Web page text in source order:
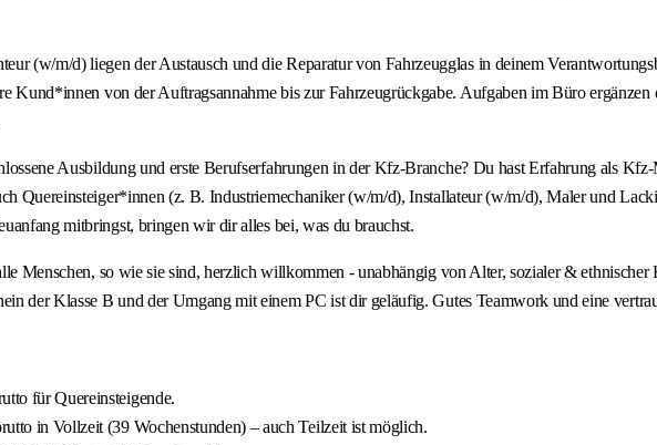
(w/m/d) liegen der Austausch und die Reparatur von Fahrzeugglas in deinem
Kund*innen von der Auftragsannahme bis zur Fahrzeugrückgabe. Aufgaben im Büro
Ausbildung und erste Berufserfahrungen in der Kfz-Branche? Du hast Erfahrung als
Quereinsteiger*innen (z. B. Industriemechaniker (w/m/d), Installateur (w/m/d), Maler und
mitbringst, bringen wir dir alles bei, was du brauchst.
Menschen, so wie sie sind, herzlich willkommen - unabhängig von Alter, sozialer &
der Klasse B und der Umgang mit einem PC ist dir geläufig. Gutes Teamwork und eine
für Quereinsteigende.
in Vollzeit (39 Wochenstunden) – auch Teilzeit ist möglich.